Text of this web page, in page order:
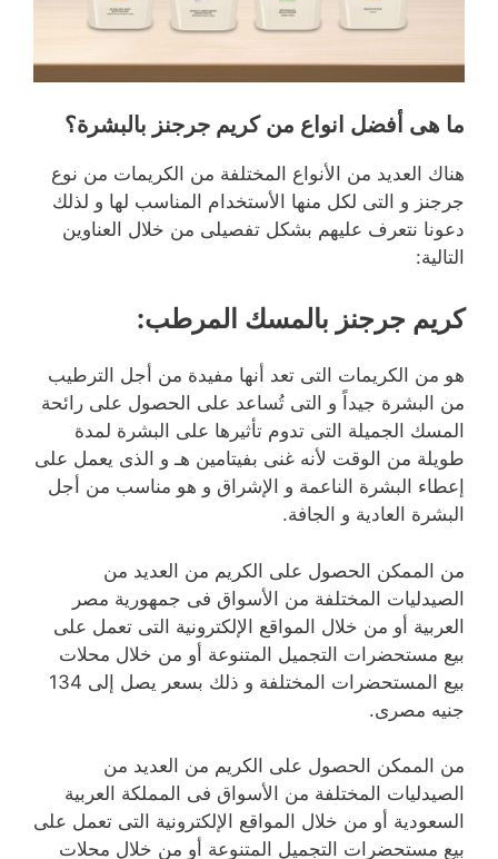
ما هى أفضل انواع من كريم جرجنز بالبشرة؟
هناك العديد من الأنواع المختلفة من الكريمات من نوع
جرجنز و التى لكل منها الأستخدام المناسب لها و لذلك
دعونا نتعرف عليهم بشكل تفصيلى من خلال العناوين
التالية:
كريم جرجنز بالمسك المرطب:
هو من الكريمات التى تعد أنها مفيدة من أجل الترطيب
من البشرة جيداً و التى تُساعد على الحصول على رائحة
المسك الجميلة التى تدوم تأثيرها على البشرة لمدة
طويلة من الوقت لأنه غنى بفيتامين هـ و الذى يعمل على
إعطاء البشرة الناعمة و الإشراق و هو مناسب من أجل
البشرة العادية و الجافة.
من الممكن الحصول على الكريم من العديد من
الصيدليات المختلفة من الأسواق فى جمهورية مصر
العربية أو من خلال المواقع الإلكترونية التى تعمل على
بيع مستحضرات التجميل المتنوعة أو من خلال محلات
بيع المستحضرات المختلفة و ذلك بسعر يصل إلى 134
جنيه مصرى.
من الممكن الحصول على الكريم من العديد من
الصيدليات المختلفة من الأسواق فى المملكة العربية
السعودية أو من خلال المواقع الإلكترونية التى تعمل على
بيع مستحضرات التجميل المتنوعة أو من خلال محلات